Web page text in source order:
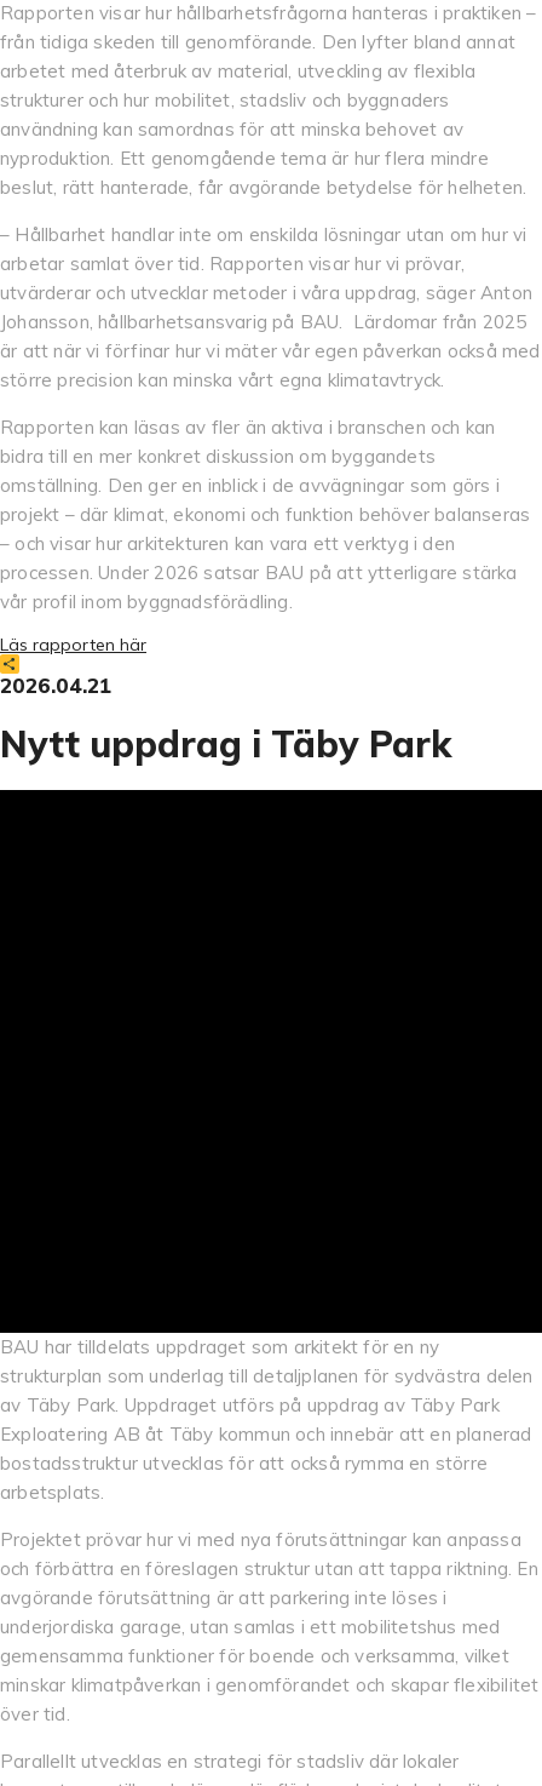
Rapporten visar hur hållbarhetsfrågorna hanteras i praktiken –
från tidiga skeden till genomförande. Den lyfter bland annat
arbetet med återbruk av material, utveckling av flexibla
strukturer och hur mobilitet, stadsliv och byggnaders
användning kan samordnas för att minska behovet av
nyproduktion. Ett genomgående tema är hur flera mindre
beslut, rätt hanterade, får avgörande betydelse för helheten.
– Hållbarhet handlar inte om enskilda lösningar utan om hur vi
arbetar samlat över tid. Rapporten visar hur vi prövar,
utvärderar och utvecklar metoder i våra uppdrag, säger Anton
Johansson, hållbarhetsansvarig på BAU. Lärdomar från 2025
är att när vi förfinar hur vi mäter vår egen påverkan också med
större precision kan minska vårt egna klimatavtryck.
Rapporten kan läsas av fler än aktiva i branschen och kan
bidra till en mer konkret diskussion om byggandets
omställning. Den ger en inblick i de avvägningar som görs i
projekt – där klimat, ekonomi och funktion behöver balanseras
– och visar hur arkitekturen kan vara ett verktyg i den
processen. Under 2026 satsar BAU på att ytterligare stärka
vår profil inom byggnadsförädling.
Läs rapporten här
Dela
2026.04.21
Nytt uppdrag i Täby Park
BAU har tilldelats uppdraget som arkitekt för en ny
strukturplan som underlag till detaljplanen för sydvästra delen
av Täby Park. Uppdraget utförs på uppdrag av Täby Park
Exploatering AB åt Täby kommun och innebär att en planerad
bostadsstruktur utvecklas för att också rymma en större
arbetsplats.
Projektet prövar hur vi med nya förutsättningar kan anpassa
och förbättra en föreslagen struktur utan att tappa riktning. En
avgörande förutsättning är att parkering inte löses i
underjordiska garage, utan samlas i ett mobilitetshus med
gemensamma funktioner för boende och verksamma, vilket
minskar klimatpåverkan i genomförandet och skapar flexibilitet
över tid.
Parallellt utvecklas en strategi för stadsliv där lokaler